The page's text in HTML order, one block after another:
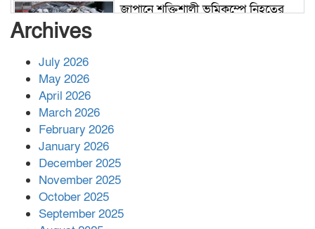
জাপানে শক্তিশালী ভূমিকম্পে নিহতের
পর ফোন তারেক রহমানের,গ্যাস সঙ্কট
Archives
July 2026
May 2026
April 2026
March 2026
February 2026
January 2026
December 2025
November 2025
October 2025
September 2025